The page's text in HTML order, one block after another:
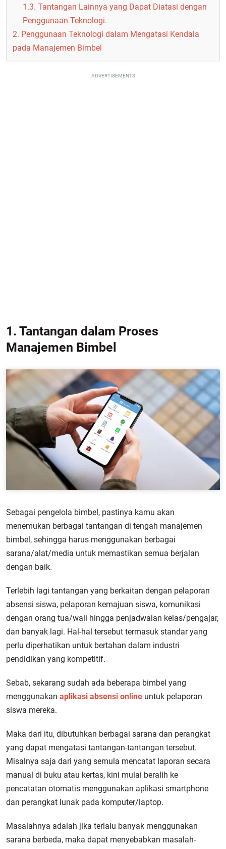
1.3. Tantangan Lainnya yang Dapat Diatasi dengan
Penggunaan Teknologi.
2. Penggunaan Teknologi dalam Mengatasi Kendala
pada Manajemen Bimbel
ADVERTISEMENTS
1. Tantangan dalam Proses
Manajemen Bimbel
Sebagai pengelola bimbel, pastinya kamu akan
menemukan berbagai tantangan di tengah manajemen
bimbel, sehingga harus menggunakan berbagai
sarana/alat/media untuk memastikan semua berjalan
dengan baik.
Terlebih lagi tantangan yang berkaitan dengan pelaporan
absensi siswa, pelaporan kemajuan siswa, komunikasi
dengan orang tua/wali hingga penjadwalan kelas/pengajar,
dan banyak lagi. Hal-hal tersebut termasuk standar yang
perlu diperhatikan untuk bertahan dalam industri
pendidikan yang kompetitif.
Sebab, sekarang sudah ada beberapa bimbel yang
menggunakan aplikasi absensi online untuk pelaporan
siswa mereka.
Maka dari itu, dibutuhkan berbagai sarana dan perangkat
yang dapat mengatasi tantangan-tantangan tersebut.
Misalnya saja dari yang semula mencatat laporan secara
manual di buku atau kertas, kini mulai beralih ke
pencatatan otomatis menggunakan aplikasi smartphone
dan perangkat lunak pada komputer/laptop.
Masalahnya adalah jika terlalu banyak menggunakan
sarana berbeda, maka dapat menyebabkan masalah-